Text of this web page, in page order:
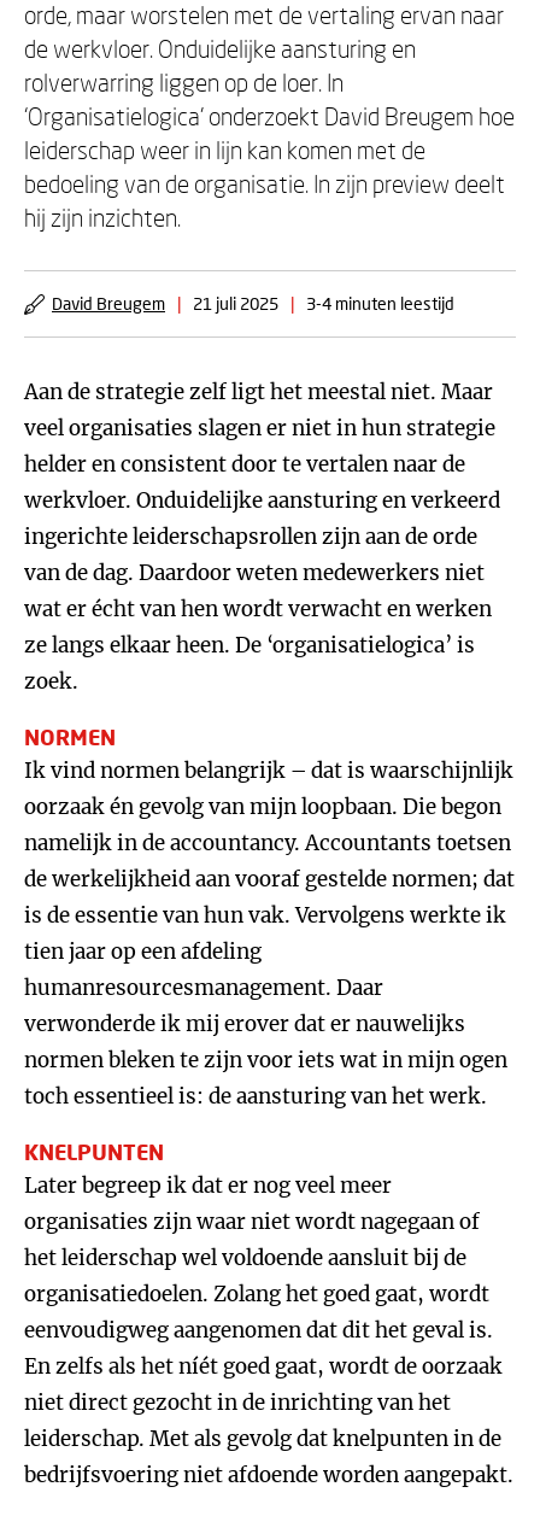
orde, maar worstelen met de vertaling ervan naar
de werkvloer. Onduidelijke aansturing en
rolverwarring liggen op de loer. In
‘Organisatielogica’ onderzoekt David Breugem hoe
leiderschap weer in lijn kan komen met de
bedoeling van de organisatie. In zijn preview deelt
hij zijn inzichten.
David Breugem | 21 juli 2025 | 3-4 minuten leestijd
Aan de strategie zelf ligt het meestal niet. Maar
veel organisaties slagen er niet in hun strategie
helder en consistent door te vertalen naar de
werkvloer. Onduidelijke aansturing en verkeerd
ingerichte leiderschapsrollen zijn aan de orde
van de dag. Daardoor weten medewerkers niet
wat er écht van hen wordt verwacht en werken
ze langs elkaar heen. De ‘organisatielogica’ is
zoek.
NORMEN
Ik vind normen belangrijk – dat is waarschijnlijk
oorzaak én gevolg van mijn loopbaan. Die begon
namelijk in de accountancy. Accountants toetsen
de werkelijkheid aan vooraf gestelde normen; dat
is de essentie van hun vak. Vervolgens werkte ik
tien jaar op een afdeling
humanresourcesmanagement. Daar
verwonderde ik mij erover dat er nauwelijks
normen bleken te zijn voor iets wat in mijn ogen
toch essentieel is: de aansturing van het werk.
KNELPUNTEN
Later begreep ik dat er nog veel meer
organisaties zijn waar niet wordt nagegaan of
het leiderschap wel voldoende aansluit bij de
organisatiedoelen. Zolang het goed gaat, wordt
eenvoudigweg aangenomen dat dit het geval is.
En zelfs als het níét goed gaat, wordt de oorzaak
niet direct gezocht in de inrichting van het
leiderschap. Met als gevolg dat knelpunten in de
bedrijfsvoering niet afdoende worden aangepakt.